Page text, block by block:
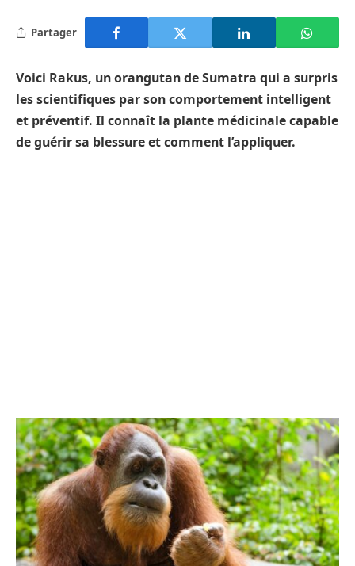
Partager
Voici Rakus, un orangutan de Sumatra qui a surpris
les scientifiques par son comportement intelligent
et préventif. Il connaît la plante médicinale capable
de guérir sa blessure et comment l’appliquer.